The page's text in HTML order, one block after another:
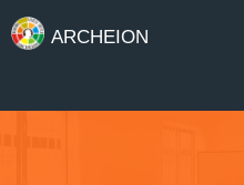
ARCHEION